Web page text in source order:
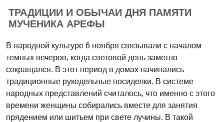
ТРАДИЦИИ И ОБЫЧАИ ДНЯ ПАМЯТИ
МУЧЕНИКА АРЕФЫ
В народной культуре 6 ноября связывали с началом
темных вечеров, когда световой день заметно
сокращался. В этот период в домах начинались
традиционные рукодельные посиделки. В системе
народных представлений считалось, что именно с этого
времени женщины собирались вместе для занятия
прядением или шитьем при свете лучины. В такой